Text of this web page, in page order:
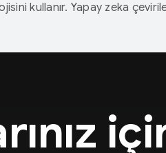
kullanır. Yapay zeka